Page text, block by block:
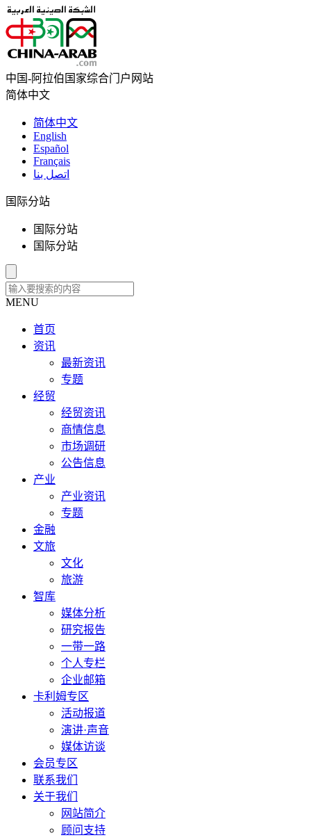
中国-阿拉伯国家综合门户网站
简体中文
简体中文
English
Español
Français
اتصل بنا
国际分站
国际分站
国际分站
MENU
首页
资讯
最新资讯
专题
经贸
经贸资讯
商情信息
市场调研
公告信息
产业
产业资讯
专题
金融
文旅
文化
旅游
智库
媒体分析
研究报告
一带一路
个人专栏
企业邮箱
卡利姆专区
活动报道
演讲·声音
媒体访谈
会员专区
联系我们
关于我们
网站简介
顾问支持